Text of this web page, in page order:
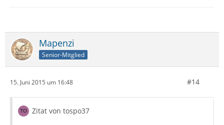
Mapenzi
Senior-Mitglied
15. Juni 2015 um 16:48 #14
Zitat von tospo37